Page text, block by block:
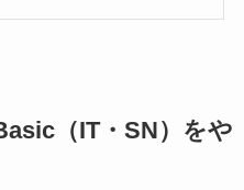
（IT・SN）をや